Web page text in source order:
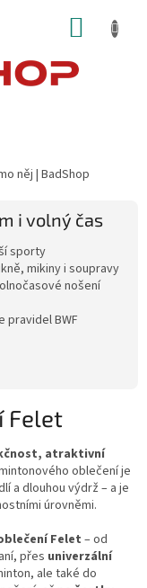
něj | BadShop
i volný čas
sporty
mikiny i soupravy
nošení
pravidel BWF
Felet
atraktivní
oblečení je
a dlouhou výdrž – a je
úrovněmi.
Felet – od
přes univerzální
ale také do